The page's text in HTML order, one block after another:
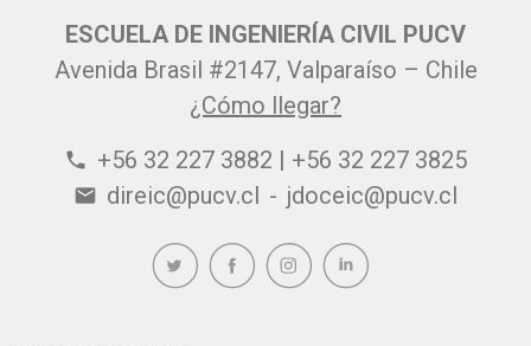
ESCUELA DE INGENIERÍA CIVIL PUCV
Avenida Brasil #2147, Valparaíso – Chile
¿Cómo llegar?
phone +56 32 227 3882 | +56 32 227 3825
email direic@pucv.cl - jdoceic@pucv.cl